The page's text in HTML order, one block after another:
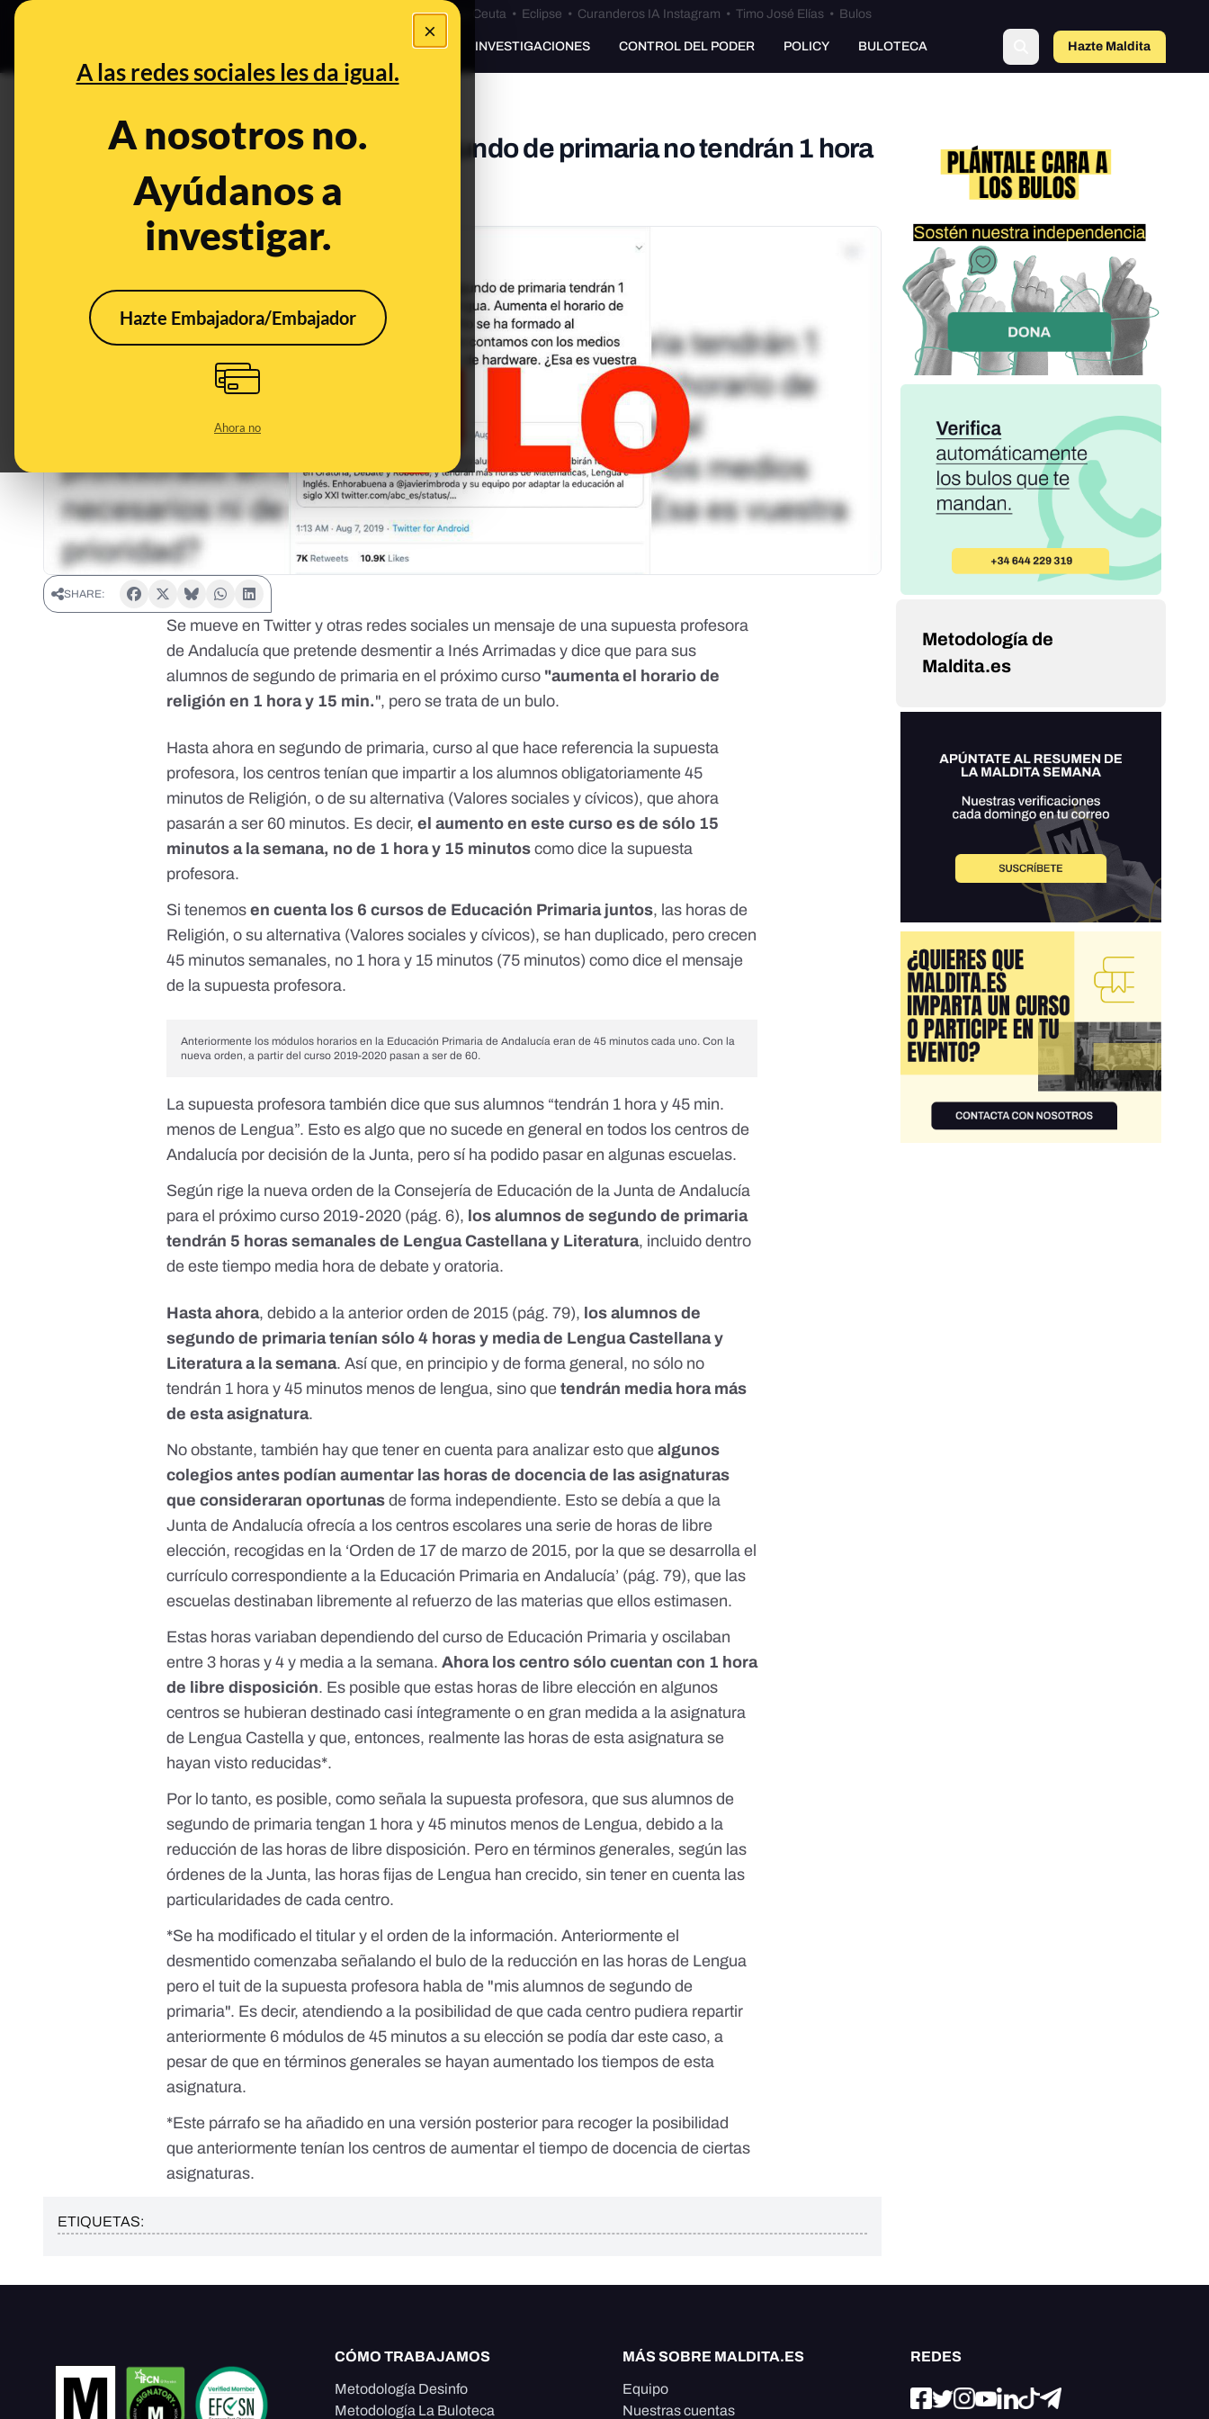
×
A las redes sociales les da igual.
A nosotros no.
Ayúdanos a
investigar.
Hazte Embajadora/Embajador
Ahora no
Especial Ceuta•Bulos Ceuta • Eclipse • Curanderos IA Instagram • Timo José Elías • Bulos
PREBUNKING INVESTIGACIONES CONTROL DEL PODER POLICY BULOTECA Hazte Maldita
No, los alumnos andaluces de segundo de primaria no tendrán 1 hora
y 15 minutos más de Religión*
Aug 8, 2019, 1:22:08 PM
SHARE:
Se mueve en Twitter y otras redes sociales un mensaje de una supuesta profesora
de Andalucía que pretende desmentir a Inés Arrimadas y dice que para sus
alumnos de segundo de primaria en el próximo curso "aumenta el horario de
religión en 1 hora y 15 min.", pero se trata de un bulo.
Hasta ahora en segundo de primaria, curso al que hace referencia la supuesta
profesora, los centros tenían que impartir a los alumnos obligatoriamente 45
minutos de Religión, o de su alternativa (Valores sociales y cívicos), que ahora
pasarán a ser 60 minutos. Es decir,el aumento en este curso es de sólo 15
minutos a la semana, no de 1 hora y 15 minutos como dice la supuesta
profesora.
Si tenemosen cuenta los 6 cursos de Educación Primaria juntos, las horas de
Religión, o su alternativa (Valores sociales y cívicos), se han duplicado, pero crecen
45 minutos semanales, no 1 hora y 15 minutos (75 minutos) como dice el mensaje
de la supuesta profesora.
Anteriormente los módulos horarios en la Educación Primaria de Andalucía eran de 45 minutos cada uno. Con la
nueva orden, a partir del curso 2019-2020 pasan a ser de 60.
La supuesta profesora también dice que sus alumnos “tendrán 1 hora y 45 min.
menos de Lengua”. Esto es algo que no sucede en general en todos los centros de
Andalucía por decisión de la Junta, pero sí ha podido pasar en algunas escuelas.
Según rige la nueva orden de la Consejería de Educación de la Junta de Andalucía
para el próximo curso 2019-2020 (pág. 6), los alumnos de segundo de primaria
tendrán 5 horas semanales de Lengua Castellana y Literatura, incluido dentro
de este tiempo media hora de debate y oratoria.
Hasta ahora, debido a la anterior orden de 2015 (pág. 79), los alumnos de
segundo de primaria tenían sólo 4 horas y media de Lengua Castellana y
Literatura a la semana. Así que, en principio y de forma general, no sólo no
tendrán 1 hora y 45 minutos menos de lengua, sino quetendrán media hora más
de esta asignatura.
No obstante, también hay que tener en cuenta para analizar esto quealgunos
colegios antes podían aumentar las horas de docencia de las asignaturas
que consideraran oportunas de forma independiente. Esto se debía a que la
Junta de Andalucía ofrecía a los centros escolares una serie de horas de libre
elección, recogidas en la ‘Orden de 17 de marzo de 2015, por la que se desarrolla el
currículo correspondiente a la Educación Primaria en Andalucía’ (pág. 79), que las
escuelas destinaban libremente al refuerzo de las materias que ellos estimasen.
Estas horas variaban dependiendo del curso de Educación Primaria y oscilaban
entre 3 horas y 4 y media a la semana.Ahora los centro sólo cuentan con 1 hora
de libre disposición. Es posible que estas horas de libre elección en algunos
centros se hubieran destinado casi íntegramente o en gran medida a la asignatura
de Lengua Castella y que, entonces, realmente las horas de esta asignatura se
hayan visto reducidas*.
Por lo tanto, es posible, como señala la supuesta profesora, que sus alumnos de
segundo de primaria tengan 1 hora y 45 minutos menos de Lengua, debido a la
reducción de las horas de libre disposición. Pero en términos generales, según las
órdenes de la Junta, las horas fijas de Lengua han crecido, sin tener en cuenta las
particularidades de cada centro.
*Se ha modificado el titular y el orden de la información. Anteriormente el
desmentido comenzaba señalando el bulo de la reducción en las horas de Lengua
pero el tuit de la supuesta profesora habla de "mis alumnos de segundo de
primaria". Es decir, atendiendo a la posibilidad de que cada centro pudiera repartir
anteriormente 6 módulos de 45 minutos a su elección se podía dar este caso, a
pesar de que en términos generales se hayan aumentado los tiempos de esta
asignatura.
*Este párrafo se ha añadido en una versión posterior para recoger la posibilidad
que anteriormente tenían los centros de aumentar el tiempo de docencia de ciertas
asignaturas.
ETIQUETAS:
Metodología de
Maldita.es
CÓMO TRABAJAMOS
Metodología Desinfo
Metodología La Buloteca
MÁS SOBRE MALDITA.ES
Equipo
Nuestras cuentas
REDES